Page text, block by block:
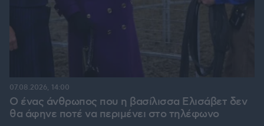
Ο ένας άνθρωπος που η βασίλισσα Ελισάβετ δεν
θα άφηνε ποτέ να περιμένει στο τηλέφωνο
07.08.2026, 14:00